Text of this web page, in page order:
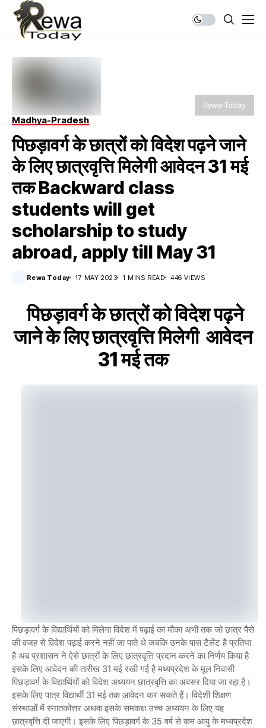
Rewa-Today
Madhya-Pradesh
पिछड़ावर्ग के छात्रों को विदेश पढ़ने जाने
के लिए छात्रवृत्ति मिलेगी आवेदन 31 मई
तक Backward class
students will get
scholarship to study
abroad, apply till May 31
Rewa Today 17 MAY 2023 1 MINS READ 446 VIEWS
पिछड़ावर्ग के छात्रों को विदेश पढ़ने
जाने के लिए छात्रवृत्ति मिलेगी आवेदन
31 मई तक
पिछड़ावर्ग के विद्यार्थियों को मिलेगा विदेश में पढ़ाई का मौका अभी तक जो छात्र पैसे
की वजह से विदेश पढ़ाई करने नहीं जा पाते थे जबकि उनके पास टैलेंट है प्रतिभा
है अब प्रशासन ने ऐसे छात्रों के लिए छात्रवृत्ति प्रदान करने का निर्णय किया है
इसके लिए आवेदन की तारीख 31 मई रखी गई है मध्यप्रदेश के मूल निवासी
पिछड़ावर्ग के विद्यार्थियों को विदेश अध्ययन छात्रवृत्ति का अवसर दिया जा रहा है।
इसके लिए पात्र विद्यार्थी 31 मई तक आवेदन कर सकते हैं। विदेशी शिक्षण
संस्थाओं में स्नातकोत्तर अथवा इसके समकक्ष उच्च अध्ययन के लिए यह
छात्रवृत्ति दी जाएगी। इसके लिए पिछड़ावर्ग के 35 वर्ष से कम आयु के मध्यप्रदेश